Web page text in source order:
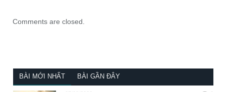
Comments are closed.
BÀI MỚI NHẤT BÀI GẦN ĐÂY